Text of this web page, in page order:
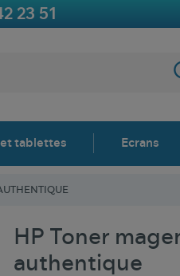
23 51
tablettes Ecrans
HP Toner
authentique